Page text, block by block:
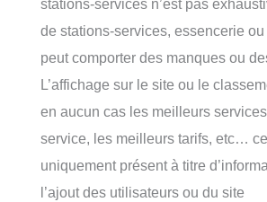
stations-services n’est pas
de stations-services, essencerie
peut comporter des manques ou
L’affichage sur le site ou le
en aucun cas les meilleurs
service, les meilleurs tarifs, etc…
uniquement présent à titre
l’ajout des utilisateurs ou du site